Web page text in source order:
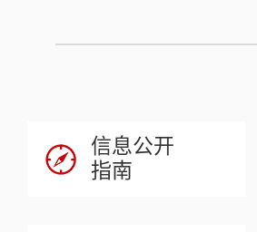
信息公开
指南